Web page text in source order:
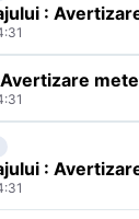
:
Avertizare
: